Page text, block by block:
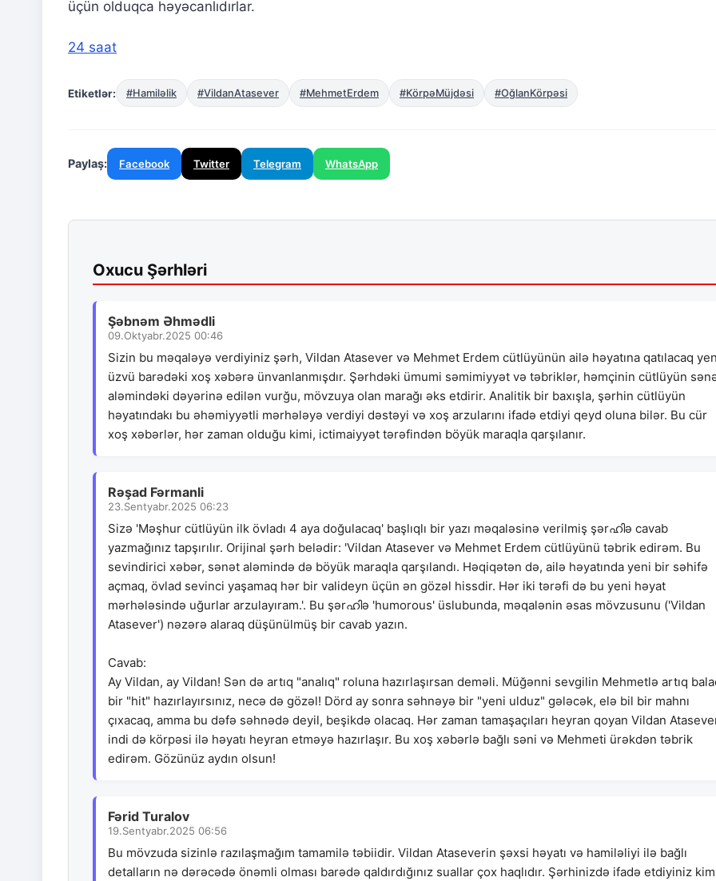
üçün olduqca həyəcanlıdırlar.
24 saat
Etiketlər: #Hamiləlik #VildanAtasever #MehmetErdem #KörpəMüjdəsi #OğlanKörpəsi
Paylaş: Facebook Twitter Telegram WhatsApp
Oxucu Şərhləri
Şəbnəm Əhmədli
09.Oktyabr.2025 00:46
Sizin bu məqaləyə verdiyiniz şərh, Vildan Atasever və Mehmet Erdem cütlüyünün ailə həyatına qatılacaq
üzvü barədəki xoş xəbərə ünvanlanmışdır. Şərhdəki ümumi səmimiyyət və təbriklər, həmçinin cütlüyün
aləmindəki dəyərinə edilən vurğu, mövzuya olan marağı əks etdirir. Analitik bir baxışla, şərhin cütlüyün
həyatındakı bu əhəmiyyətli mərhələyə verdiyi dəstəyi və xoş arzularını ifadə etdiyi qeyd oluna bilər. Bu cür
xoş xəbərlər, hər zaman olduğu kimi, ictimaiyyət tərəfindən böyük maraqla qarşılanır.
Rəşad Fərmanli
23.Sentyabr.2025 06:23
Sizə 'Məşhur cütlüyün ilk övladı 4 aya doğulacaq' başlıqlı bir yazı məqaləsinə verilmiş şərഹിə cavab
yazmağınız tapşırılır. Orijinal şərh belədir: 'Vildan Atasever və Mehmet Erdem cütlüyünü təbrik edirəm. Bu
sevindirici xəbər, sənət aləmində də böyük maraqla qarşılandı. Həqiqətən də, ailə həyatında yeni bir səhifə
açmaq, övlad sevinci yaşamaq hər bir valideyn üçün ən gözəl hissdir. Hər iki tərəfi də bu yeni həyat
mərhələsində uğurlar arzulayıram.'. Bu şərഹിə 'humorous' üslubunda, məqalənin əsas mövzusunu ('Vildan
Atasever') nəzərə alaraq düşünülmüş bir cavab yazın.
Cavab:
Ay Vildan, ay Vildan! Sən də artıq "analıq" roluna hazırlaşırsan deməli. Müğənni sevgilin Mehmetlə artıq
bir "hit" hazırlayırsınız, necə də gözəl! Dörd ay sonra səhnəyə bir "yeni ulduz" gələcək, elə bil bir mahnı
çıxacaq, amma bu dəfə səhnədə deyil, beşikdə olacaq. Hər zaman tamaşaçıları heyran qoyan Vildan
indi də körpəsi ilə həyatı heyran etməyə hazırlaşır. Bu xoş xəbərlə bağlı səni və Mehmeti ürəkdən təbrik
edirəm. Gözünüz aydın olsun!
Fərid Turalov
19.Sentyabr.2025 06:56
Bu mövzuda sizinlə razılaşmağım tamamilə təbiidir. Vildan Ataseverin şəxsi həyatı və hamiləliyi ilə bağlı
detalların nə dərəcədə önəmli olması barədə qaldırdığınız suallar çox haqlıdır. Şərhinizdə ifadə etdiyiniz